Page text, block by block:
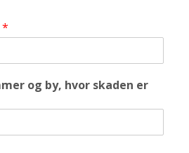
*
og by, hvor skaden er